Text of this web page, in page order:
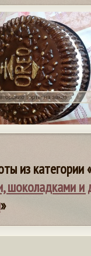
из категории
шоколадками и
»